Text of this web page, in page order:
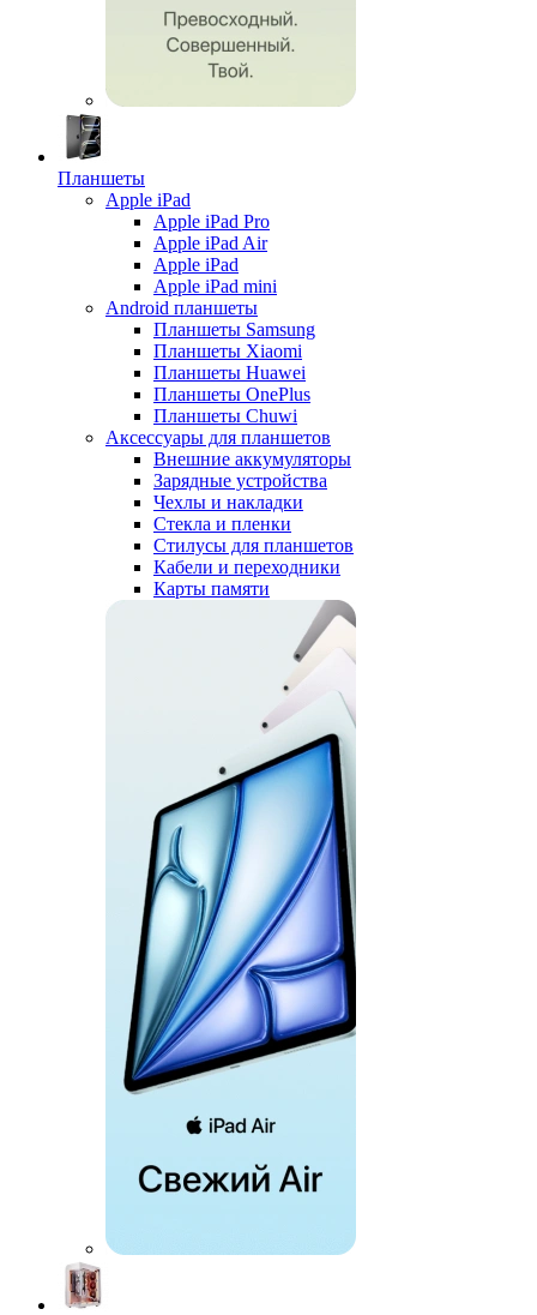
Планшеты
Apple iPad
Apple iPad Pro
Apple iPad Air
Apple iPad
Apple iPad mini
Android планшеты
Планшеты Samsung
Планшеты Xiaomi
Планшеты Huawei
Планшеты OnePlus
Планшеты Chuwi
Аксессуары для планшетов
Внешние аккумуляторы
Зарядные устройства
Чехлы и накладки
Стекла и пленки
Стилусы для планшетов
Кабели и переходники
Карты памяти